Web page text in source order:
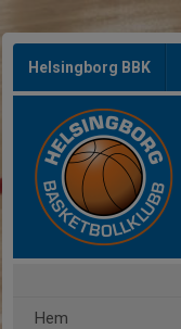
Helsingborg BBK
Hem